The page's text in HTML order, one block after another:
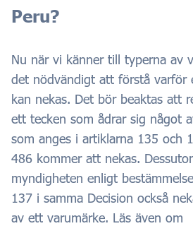
Peru?
Nu när vi känner till typerna av
det nödvändigt att förstå varför
kan nekas. Det bör beaktas att
ett tecken som ådrar sig något
som anges i artiklarna 135 och
486 kommer att nekas.
myndigheten enligt
137 i samma Decision också
av ett varumärke. Läs även om